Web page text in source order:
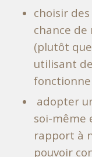
choisir
chance de
(plutôt
utilisant
adopter
soi-même
rapport à
pouvoir